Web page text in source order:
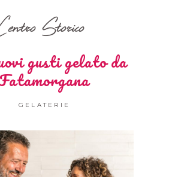
Storico
gusti gelato da
GELATERIE